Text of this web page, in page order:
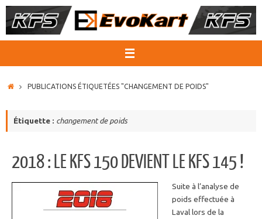
Passer
au
ACCUEIL
PUBLICATIONS ÉTIQUETÉES "CHANGEMENT DE POIDS"
Étiquette : changement de poids
2018 : LE KFS 150 DEVIENT LE KFS 145 !
Suite à l’analyse de
poids effectuée à
Laval lors de la